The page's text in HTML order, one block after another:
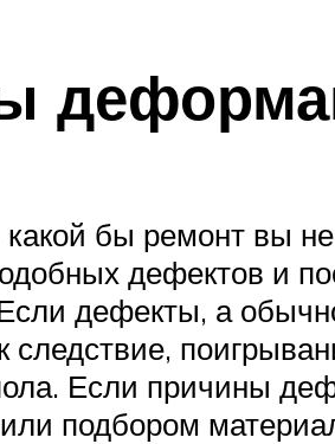
бы ремонт вы
дефектов и
дефекты, а
следствие,
Если причины
подбором